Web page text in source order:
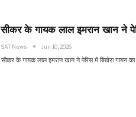
सीकर के गायक लाल इमरान खान ने
SAT News Jun 10, 2026
सीकर के गायक लाल इमरान खान ने पेरिस में बिखेरा गायन